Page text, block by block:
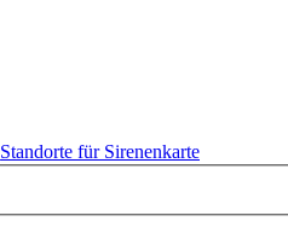
Standorte für Sirenenkarte